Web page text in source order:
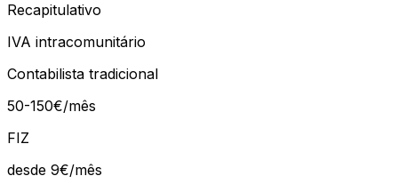
Recapitulativo
IVA intracomunitário
Contabilista tradicional
50-150€/mês
FIZ
desde 9€/mês